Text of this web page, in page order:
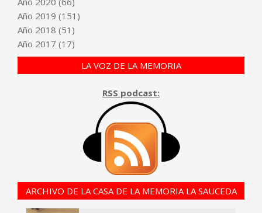
Año 2019 (151)
Año 2018 (51)
Año 2017 (17)
LA VOZ DE LA MEMORIA
RSS podcast:
ARCHIVO DE LA CASA DE LA MEMORIA LA SAUCEDA